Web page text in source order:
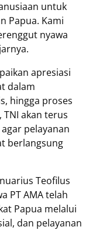
untuk
Papua. Kami
nyawa
apresiasi
dalam
hingga proses
akan terus
pelayanan
berlangsung
Teofilus
PT AMA telah
Papua melalui
dan pelayanan